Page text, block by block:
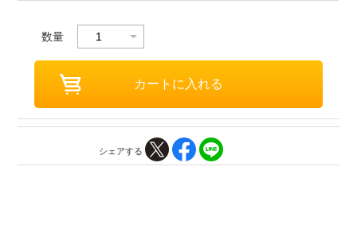
数量
シェアする